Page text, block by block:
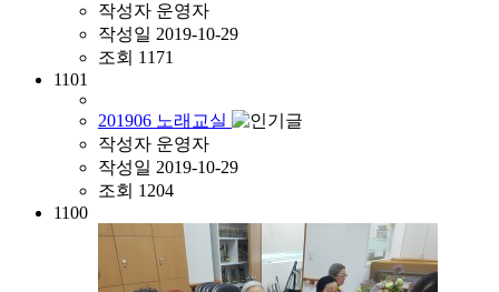
작성자 운영자
작성일 2019-10-29
조회 1171
1101
201906 노래교실
작성자 운영자
작성일 2019-10-29
조회 1204
1100